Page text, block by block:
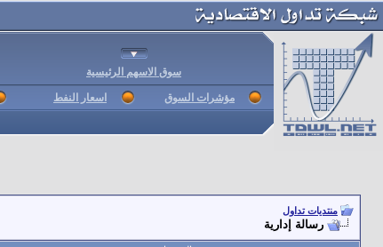
سوق الاسهم الرئيسية
مؤشرات السوق اسعار النفط
منتديات تداول
رسالة إدارية